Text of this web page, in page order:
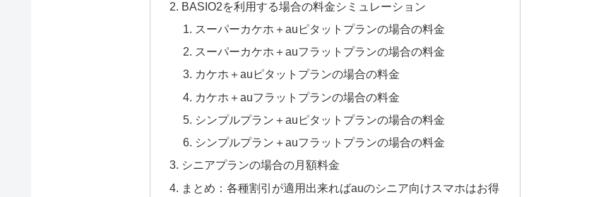
BASIO2を利用する場合の料金シミュレーション
スーパーカケホ＋auピタットプランの場合の料金
スーパーカケホ＋auフラットプランの場合の料金
カケホ＋auピタットプランの場合の料金
カケホ＋auフラットプランの場合の料金
シンプルプラン＋auピタットプランの場合の料金
シンプルプラン＋auフラットプランの場合の料金
シニアプランの場合の月額料金
まとめ：各種割引が適用出来ればauのシニア向けスマホはお得